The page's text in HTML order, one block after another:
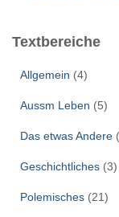
Textbereiche
Allgemein (4)
Aussm Leben (5)
Das etwas Andere
Geschichtliches (3)
Polemisches (21)